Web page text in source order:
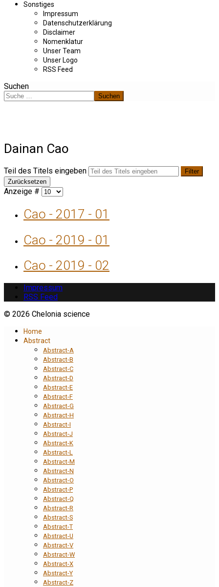
Sonstiges
Impressum
Datenschutzerklärung
Disclaimer
Nomenklatur
Unser Team
Unser Logo
RSS Feed
Suchen
Suchen
Dainan Cao
Teil des Titels eingeben
Filter
Zurücksetzen
Anzeige #
Cao - 2017 - 01
Cao - 2019 - 01
Cao - 2019 - 02
Impressum
RSS Feed
© 2026 Chelonia science
Home
Abstract
Abstract-A
Abstract-B
Abstract-C
Abstract-D
Abstract-E
Abstract-F
Abstract-G
Abstract-H
Abstract-I
Abstract-J
Abstract-K
Abstract-L
Abstract-M
Abstract-N
Abstract-O
Abstract-P
Abstract-Q
Abstract-R
Abstract-S
Abstract-T
Abstract-U
Abstract-V
Abstract-W
Abstract-X
Abstract-Y
Abstract-Z